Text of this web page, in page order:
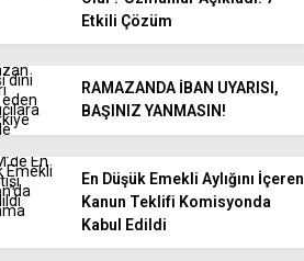
Etkili Çözüm
RAMAZANDA İBAN UYARISI,
BAŞINIZ YANMASIN!
En Düşük Emekli Aylığını İçeren
Kanun Teklifi Komisyonda
Kabul Edildi